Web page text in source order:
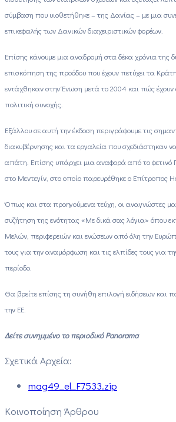
σύμβαση που υιοθετήθηκε – της Δανίας – με μια
επικεφαλής των Δανικών διαχειριστικών φορέων.
Επίσης κάνουμε μια αναδρομή στα δέκα χρόνια της
επισκόπηση της προόδου που έχουν πετύχει τα
εντάχθηκαν στην Ένωση μετά το 2004 και πώς
πολιτική συνοχής.
Εξάλλου σε αυτή την έκδοση περιγράφουμε τις
διακυβέρνησης και τα εργαλεία που σχεδιάστηκαν
απάτη. Επίσης υπάρχει μια αναφορά από το φετινό
στο Μεντεγίν, στο οποίο παρευρέθηκε ο Επίτροπος
Όπως και στα προηγούμενα τεύχη, οι αναγνώστες
συζήτηση της ενότητας «Με δικά σας λόγια» όπου
Μελών, περιφερειών και ενώσεων από όλη την
τους για την αναμόρφωση και τις ελπίδες τους για
περίοδο.
Θα βρείτε επίσης τη συνήθη επιλογή ειδήσεων και
την ΕΕ.
Δείτε συνημμένο το περιοδικό Panorama
Σχετικά Αρχεία:
mag49_el_F7533.zip
Κοινοποίηση Άρθρου